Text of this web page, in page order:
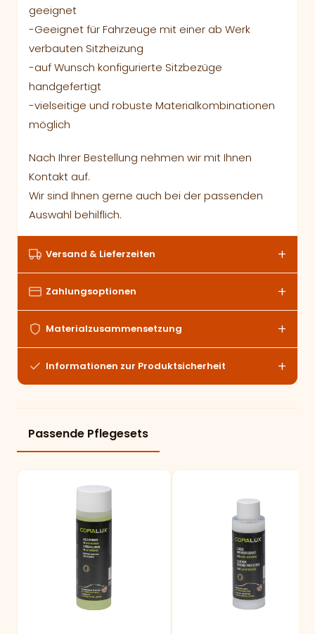
geeignet
-Geeignet für Fahrzeuge mit einer ab Werk
verbauten Sitzheizung
-auf Wunsch konfigurierte Sitzbezüge
handgefertigt
-vielseitige und robuste Materialkombinationen
möglich
Nach Ihrer Bestellung nehmen wir mit Ihnen
Kontakt auf.
Wir sind Ihnen gerne auch bei der passenden
Auswahl behilflich.
Versand & Lieferzeiten
Zahlungsoptionen
Materialzusammensetzung
Informationen zur Produktsicherheit
Passende Pflegesets